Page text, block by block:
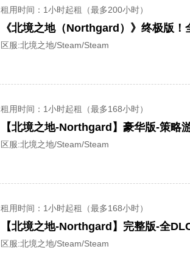
租用时间 ：1小时起租（最多200小时）
《北境之地（Northgard）》终极版
区服:北境之地/Steam/Steam
租用时间 ：1小时起租（最多168小时）
【北境之地-Northgard】豪华版-策略
区服:北境之地/Steam/Steam
租用时间 ：1小时起租（最多168小时）
【北境之地-Northgard】完整版-全
区服:北境之地/Steam/Steam